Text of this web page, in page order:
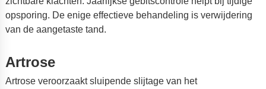
opsporing. De enige effectieve behandeling is verwijdering
van de aangetaste tand.
Artrose
Artrose veroorzaakt sluipende slijtage van het